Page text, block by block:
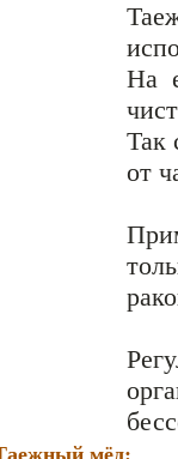
На
Так
от
мёд: